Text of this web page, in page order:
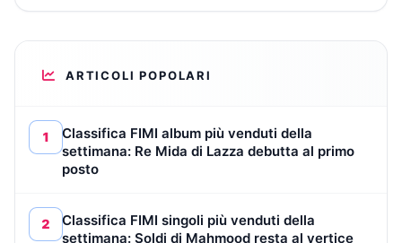
ARTICOLI POPOLARI
1
Classifica FIMI album più venduti della
settimana: Re Mida di Lazza debutta al primo
posto
2
Classifica FIMI singoli più venduti della
settimana: Soldi di Mahmood resta al vertice